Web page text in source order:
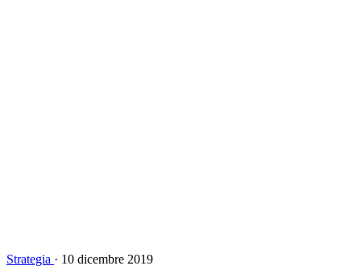
Strategia · 10 dicembre 2019